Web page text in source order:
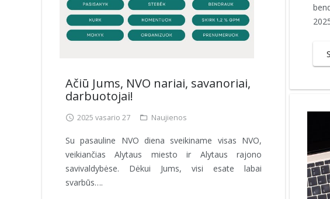
Ačiū Jums, NVO nariai, savanoriai,
darbuotojai!
2025 vasario 27 Naujienos
Su pasauline NVO diena sveikiname visas NVO,
veikiančias Alytaus miesto ir Alytaus rajono
savivaldybėse. Dėkui Jums, visi esate labai
svarbūs….